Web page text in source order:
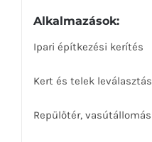
Alkalmazások:
Ipari építkezési kerítés
Kert és telek leválasztás
Repülőtér, vasútállomás